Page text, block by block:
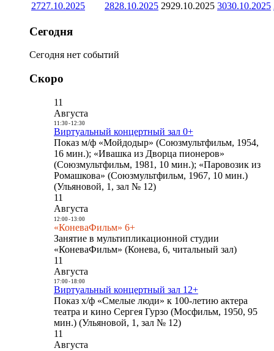
2727.10.2025 2828.10.2025 2929.10.2025 3030.10.2025
Сегодня
Сегодня нет событий
Скоро
11
Августа
11:30- 12:30
Виртуальный концертный зал 0+
Показ м/ф «Мойдодыр» (Союзмультфильм, 1954,
16 мин.); «Ивашка из Дворца пионеров»
(Союзмультфильм, 1981, 10 мин.); «Паровозик из
Ромашкова» (Союзмультфильм, 1967, 10 мин.)
(Ульяновой, 1, зал № 12)
11
Августа
12:00- 13:00
«КоневаФильм» 6+
Занятие в мультипликационной студии
«КоневаФильм» (Конева, 6, читальный зал)
11
Августа
17:00- 18:00
Виртуальный концертный зал 12+
Показ х/ф «Смелые люди» к 100-летию актера
театра и кино Сергея Гурзо (Мосфильм, 1950, 95
мин.) (Ульяновой, 1, зал № 12)
11
Августа